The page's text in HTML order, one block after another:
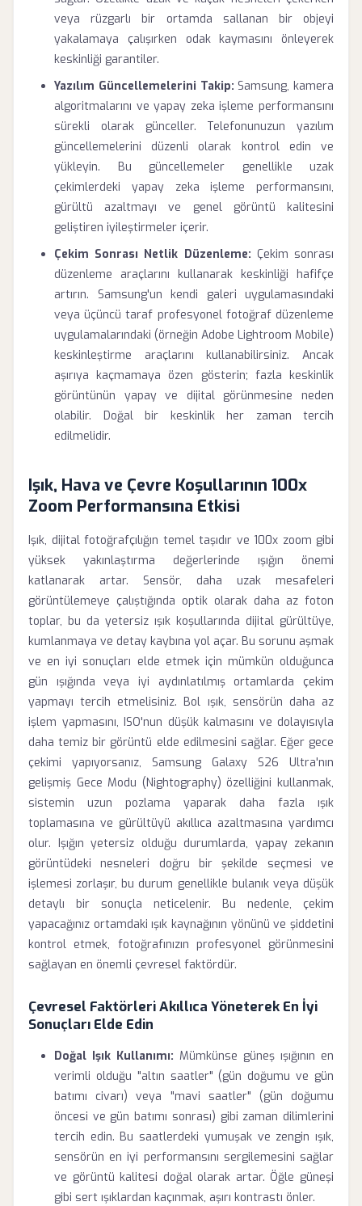
veya rüzgarlı bir ortamda sallanan bir objeyi
yakalamaya çalışırken odak kaymasını önleyerek
keskinliği garantiler.
Yazılım Güncellemelerini Takip: Samsung, kamera
algoritmalarını ve yapay zeka işleme performansını
sürekli olarak günceller. Telefonunuzun yazılım
güncellemelerini düzenli olarak kontrol edin ve
yükleyin. Bu güncellemeler genellikle uzak
çekimlerdeki yapay zeka işleme performansını,
gürültü azaltmayı ve genel görüntü kalitesini
geliştiren iyileştirmeler içerir.
Çekim Sonrası Netlik Düzenleme: Çekim sonrası
düzenleme araçlarını kullanarak keskinliği hafifçe
artırın. Samsung'un kendi galeri uygulamasındaki
veya üçüncü taraf profesyonel fotoğraf düzenleme
uygulamalarındaki (örneğin Adobe Lightroom Mobile)
keskinleştirme araçlarını kullanabilirsiniz. Ancak
aşırıya kaçmamaya özen gösterin; fazla keskinlik
görüntünün yapay ve dijital görünmesine neden
olabilir. Doğal bir keskinlik her zaman tercih
edilmelidir.
Işık, Hava ve Çevre Koşullarının 100x
Zoom Performansına Etkisi
Işık, dijital fotoğrafçılığın temel taşıdır ve 100x zoom gibi
yüksek yakınlaştırma değerlerinde ışığın önemi
katlanarak artar. Sensör, daha uzak mesafeleri
görüntülemeye çalıştığında optik olarak daha az foton
toplar, bu da yetersiz ışık koşullarında dijital gürültüye,
kumlanmaya ve detay kaybına yol açar. Bu sorunu aşmak
ve en iyi sonuçları elde etmek için mümkün olduğunca
gün ışığında veya iyi aydınlatılmış ortamlarda çekim
yapmayı tercih etmelisiniz. Bol ışık, sensörün daha az
işlem yapmasını, ISO'nun düşük kalmasını ve dolayısıyla
daha temiz bir görüntü elde edilmesini sağlar. Eğer gece
çekimi yapıyorsanız, Samsung Galaxy S26 Ultra'nın
gelişmiş Gece Modu (Nightography) özelliğini kullanmak,
sistemin uzun pozlama yaparak daha fazla ışık
toplamasına ve gürültüyü akıllıca azaltmasına yardımcı
olur. Işığın yetersiz olduğu durumlarda, yapay zekanın
görüntüdeki nesneleri doğru bir şekilde seçmesi ve
işlemesi zorlaşır, bu durum genellikle bulanık veya düşük
detaylı bir sonuçla neticelenir. Bu nedenle, çekim
yapacağınız ortamdaki ışık kaynağının yönünü ve şiddetini
kontrol etmek, fotoğrafınızın profesyonel görünmesini
sağlayan en önemli çevresel faktördür.
Çevresel Faktörleri Akıllıca Yöneterek En İyi
Sonuçları Elde Edin
Doğal Işık Kullanımı: Mümkünse güneş ışığının en
verimli olduğu "altın saatler" (gün doğumu ve gün
batımı civarı) veya "mavi saatler" (gün doğumu
öncesi ve gün batımı sonrası) gibi zaman dilimlerini
tercih edin. Bu saatlerdeki yumuşak ve zengin ışık,
sensörün en iyi performansını sergilemesini sağlar
ve görüntü kalitesi doğal olarak artar. Öğle güneşi
gibi sert ışıklardan kaçınmak, aşırı kontrastı önler.